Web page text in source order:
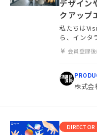
デザイン
クアップ
私たちは
ら、インタ
会員登録
株式会
DIRECTOR